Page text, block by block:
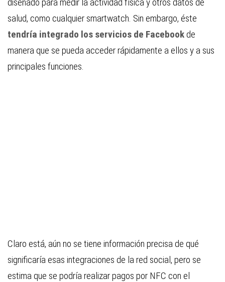
salud, como cualquier smartwatch. Sin embargo, éste
tendría integrado los servicios de Facebook de
manera que se pueda acceder rápidamente a ellos y a sus
principales funciones.
Claro está, aún no se tiene información precisa de qué
significaría esas integraciones de la red social, pero se
estima que se podría realizar pagos por NFC con el